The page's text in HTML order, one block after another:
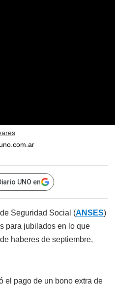
UNO en
Seguridad Social (ANSES)
para jubilados en lo que
haberes de septiembre,
el pago de un bono extra de